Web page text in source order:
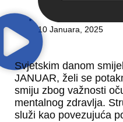
10 Januara, 2025
Svjetskim danom
JANUAR, želi se
smiju zbog važnosti
mentalnog zdravlja.
služi kao povezujuća